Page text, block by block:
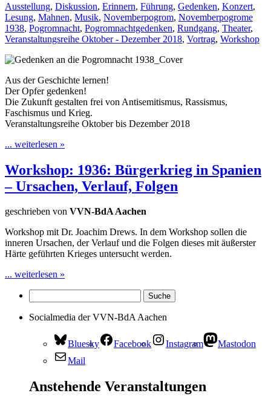
Ausstellung, Diskussion, Erinnern, Führung, Gedenken, Konzert,
Lesung, Mahnen, Musik, Novemberpogrom, Novemberpogrome
1938, Pogromnacht, Pogromnachtgedenken, Rundgang, Theater,
Veranstaltungsreihe Oktober - Dezember 2018, Vortrag, Workshop
Aus der Geschichte lernen!
Der Opfer gedenken!
Die Zukunft gestalten frei von Antisemitismus, Rassismus,
Faschismus und Krieg.
Veranstaltungsreihe Oktober bis Dezember 2018
... weiterlesen »
Workshop: 1936: Bürgerkrieg in Spanien
– Ursachen, Verlauf, Folgen
geschrieben von VVN-BdA Aachen
Workshop mit Dr. Joachim Drews. In dem Workshop sollen die
inneren Ursachen, der Verlauf und die Folgen dieses mit äußerster
Härte geführten Krieges untersucht werden.
... weiterlesen »
Socialmedia der VVN-BdA Aachen
Bluesky Facebook Instagram
Mastodon
Mail
Anstehende Veranstaltungen